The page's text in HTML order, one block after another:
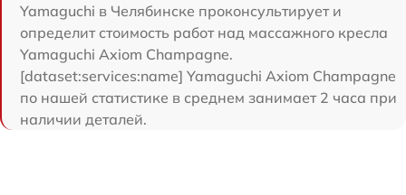
Yamaguchi в Челябинске проконсультирует и
определит стоимость работ над массажного кресла
Yamaguchi Axiom Champagne.
[dataset:services:name] Yamaguchi Axiom Champagne
по нашей статистике в среднем занимает 2 часа при
наличии деталей.